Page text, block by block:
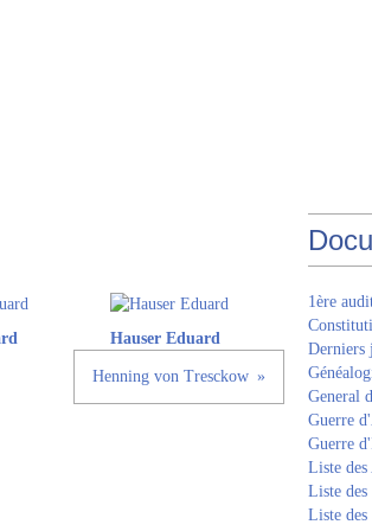
Hauser Eduard
Henning von Tresckow
1ère
General
Guerre
Guerre
Liste
Liste des
Liste des